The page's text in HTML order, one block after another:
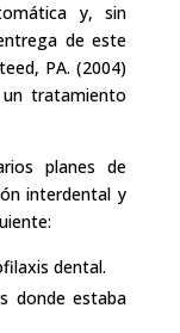
y, sin
de este
PA. (2004)
tratamiento
planes de
interdental y
dental.
donde estaba